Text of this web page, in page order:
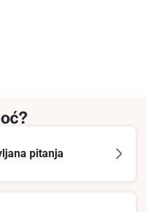
pitanja